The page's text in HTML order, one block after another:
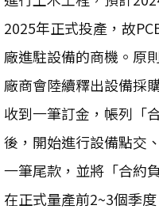
2025年正式投產，故
廠進駐設備的商機。原
廠商會陸續釋出設備採
收到一筆訂金，帳列「
後，開始進行設備點交
一筆尾款，並將「合約
在正式量產前2~3個季